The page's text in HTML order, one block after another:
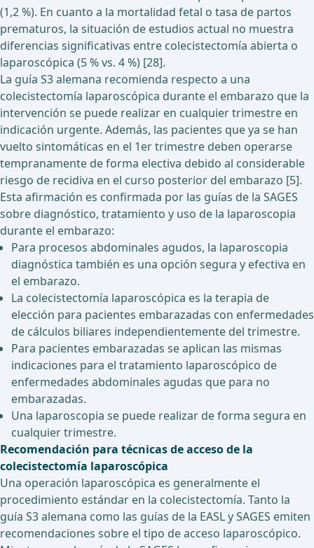
(1,2 %). En cuanto a la mortalidad fetal o tasa de partos
prematuros, la situación de estudios actual no muestra
diferencias significativas entre colecistectomía abierta o
laparoscópica (5 % vs. 4 %) [28].
La guía S3 alemana recomienda respecto a una
colecistectomía laparoscópica durante el embarazo que la
intervención se puede realizar en cualquier trimestre en
indicación urgente. Además, las pacientes que ya se han
vuelto sintomáticas en el 1er trimestre deben operarse
tempranamente de forma electiva debido al considerable
riesgo de recidiva en el curso posterior del embarazo [5].
Esta afirmación es confirmada por las guías de la SAGES
sobre diagnóstico, tratamiento y uso de la laparoscopia
durante el embarazo:
Para procesos abdominales agudos, la laparoscopia
diagnóstica también es una opción segura y efectiva en
el embarazo.
La colecistectomía laparoscópica es la terapia de
elección para pacientes embarazadas con enfermedades
de cálculos biliares independientemente del trimestre.
Para pacientes embarazadas se aplican las mismas
indicaciones para el tratamiento laparoscópico de
enfermedades abdominales agudas que para no
embarazadas.
Una laparoscopia se puede realizar de forma segura en
cualquier trimestre.
Recomendación para técnicas de acceso de la
colecistectomía laparoscópica
Una operación laparoscópica es generalmente el
procedimiento estándar en la colecistectomía. Tanto la
guía S3 alemana como las guías de la EASL y SAGES emiten
recomendaciones sobre el tipo de acceso laparoscópico.